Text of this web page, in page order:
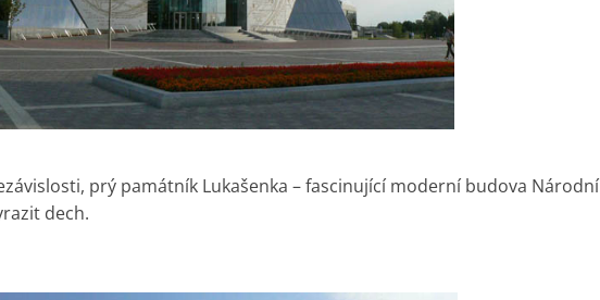
prý památník Lukašenka – fascinující moderní budova Národní
dech.